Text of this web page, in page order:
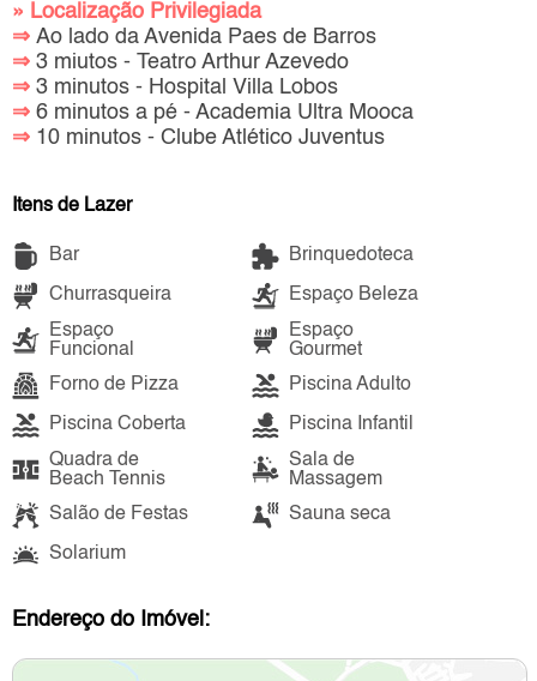
» Localização Privilegiada
⇒ Ao lado da Avenida Paes de Barros
⇒ 3 miutos - Teatro Arthur Azevedo
⇒ 3 minutos - Hospital Villa Lobos
⇒ 6 minutos a pé - Academia Ultra Mooca
⇒ 10 minutos - Clube Atlético Juventus
Itens de Lazer
Bar Brinquedoteca
Churrasqueira
Espaço Beleza
Espaço
Funcional
Espaço
Gourmet
Forno de Pizza
Piscina Adulto
Piscina Coberta
Piscina Infantil
Quadra de
Beach Tennis
Sala de
Massagem
Salão de Festas
Sauna seca
Solarium
Endereço do Imóvel: